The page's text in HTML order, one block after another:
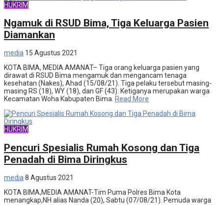
HUKRIM
Ngamuk di RSUD Bima, Tiga Keluarga Pasien
Diamankan
media 15 Agustus 2021
KOTA BIMA, MEDIA AMANAT– Tiga orang keluarga pasien yang
dirawat di RSUD Bima mengamuk dan mengancam tenaga
kesehatan (Nakes), Ahad (15/08/21). Tiga pelaku tersebut masing-
masing RS (18), WY (18), dan GF (43). Ketiganya merupakan warga
Kecamatan Woha Kabupaten Bima. Read More
HUKRIM
Pencuri Spesialis Rumah Kosong dan Tiga
Penadah di Bima Diringkus
media8 Agustus 2021
KOTA BIMA,MEDIA AMANAT-Tim Puma Polres Bima Kota
menangkap,NH alias Nanda (20), Sabtu (07/08/21). Pemuda warga